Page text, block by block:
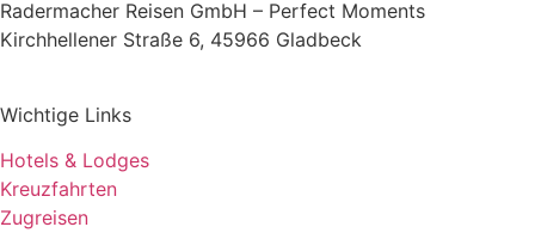
Radermacher Reisen GmbH – Perfect Moments
Kirchhellener Straße 6, 45966 Gladbeck
Wichtige Links
Hotels & Lodges
Kreuzfahrten
Zugreisen